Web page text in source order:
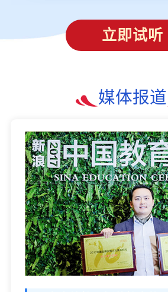
立即试听
媒体报道